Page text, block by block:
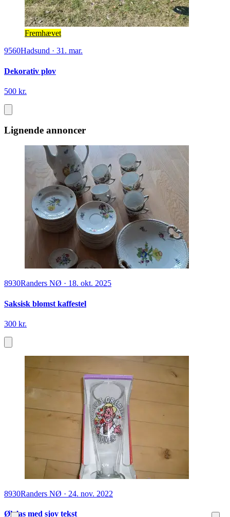
Fremhævet
9560Hadsund · 31. mar.
Dekorativ plov
500 kr.
Lignende annoncer
8930Randers NØ · 18. okt. 2025
Saksisk blomst kaffestel
300 kr.
8930Randers NØ · 24. nov. 2022
Ølglas med sjov tekst